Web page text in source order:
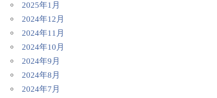
2025年1月
2024年12月
2024年11月
2024年10月
2024年9月
2024年8月
2024年7月